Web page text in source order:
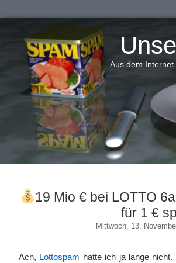
Aus dem Internet
19 Mio € bei LOTTO
für 1 €
Mittwoch, 13.
Ach, Lottospam hatte ich ja lange